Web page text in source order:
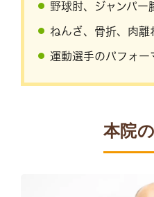
野球肘、ジャンパー
ねんざ、骨折、肉離
運動選手のパフォー
本院